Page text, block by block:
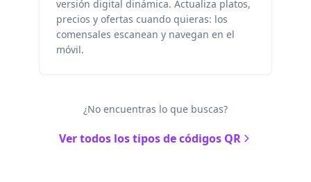
versión digital dinámica. Actualiza platos,
precios y ofertas cuando quieras: los
comensales escanean y navegan en el
móvil.
¿No encuentras lo que buscas?
Ver todos los tipos de códigos QR